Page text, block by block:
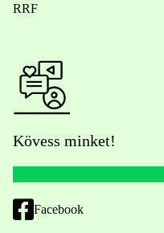
RRF
Kövess minket!
Facebook